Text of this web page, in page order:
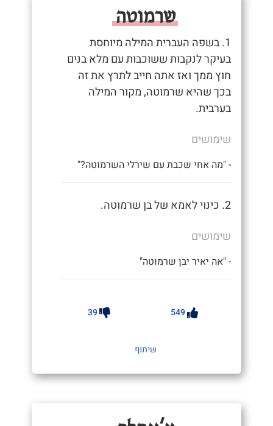
שרמוטה
1. בשפה העברית המילה מיוחסת
בעיקר לנקבות ששוכבות עם מלא בנים
חוץ ממך ואז אתה חייב לתרץ את זה
בכך שהיא שרמוטה, מקור המילה
בערבית.
שימושים
- "מה אחי שכבת עם שירלי השרמוטה?"
2. כינוי לאמא של בן שרמוטה.
שימושים
- "אה יאיר יבן שרמוטה"
549
39
שיתוף